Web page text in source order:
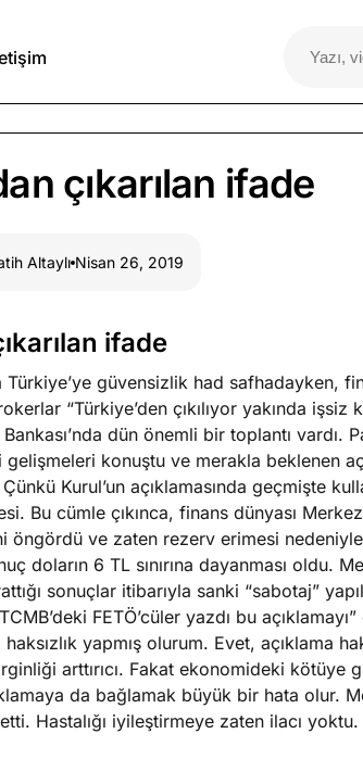
Spor Yazıları
çıkarılan ifade
Altaylı Nisan 26, 2019
ifade
Türkiye’ye güvensizlik had safhadayken,
“Türkiye’den çıkılıyor yakında işsiz
dün önemli bir toplantı vardı.
konuştu ve merakla beklenen
Kurul’un açıklamasında geçmişte
Bu cümle çıkınca, finans dünyası
öngördü ve zaten rezerv erimesi
doların 6 TL sınırına dayanması oldu.
sonuçlar itibarıyla sanki “sabotaj”
FETÖ’cüler yazdı bu
yapmış olurum. Evet, açıklama
arttırıcı. Fakat ekonomideki kötüye
da bağlamak büyük bir hata olur.
Hastalığı iyileştirmeye zaten ilacı